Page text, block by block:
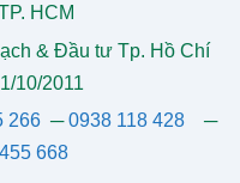
HCM
& Đầu tư Tp. Hồ Chí
10/2011
266─0938 118 428─
668